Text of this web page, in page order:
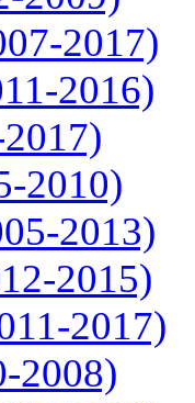
2017)
2016)
2010)
2013)
2015)
2017)
2008)